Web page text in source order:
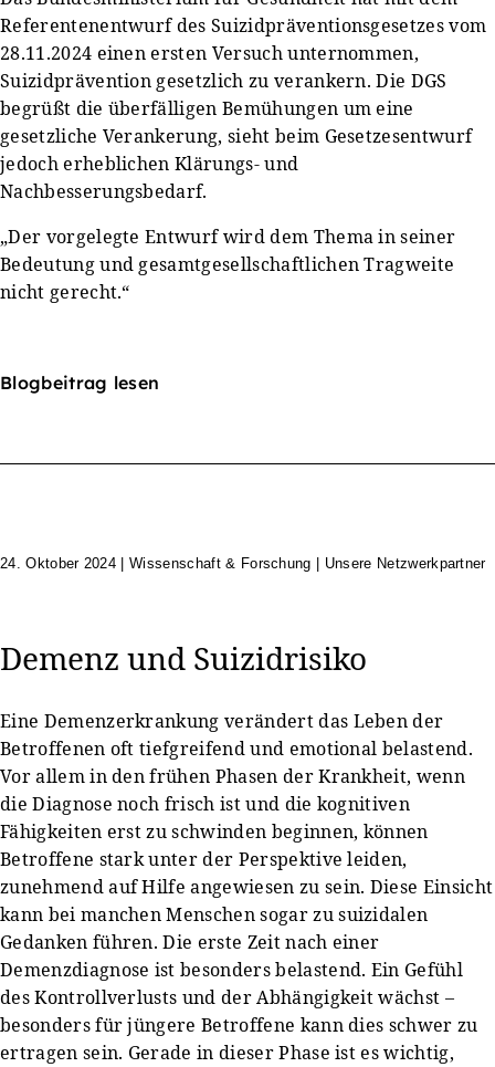
Referentenentwurf des Suizidpräventionsgesetzes vom
28.11.2024 einen ersten Versuch unternommen,
Suizidprävention gesetzlich zu verankern. Die DGS
begrüßt die überfälligen Bemühungen um eine
gesetzliche Verankerung, sieht beim Gesetzesentwurf
jedoch erheblichen Klärungs- und
Nachbesserungsbedarf.
„Der vorgelegte Entwurf wird dem Thema in seiner
Bedeutung und gesamtgesellschaftlichen Tragweite
nicht gerecht.“
Blogbeitrag lesen
24. Oktober 2024 |Wissenschaft & Forschung | Unsere Netzwerkpartner
Demenz und Suizidrisiko
Eine Demenzerkrankung verändert das Leben der
Betroffenen oft tiefgreifend und emotional belastend.
Vor allem in den frühen Phasen der Krankheit, wenn
die Diagnose noch frisch ist und die kognitiven
Fähigkeiten erst zu schwinden beginnen, können
Betroffene stark unter der Perspektive leiden,
zunehmend auf Hilfe angewiesen zu sein. Diese Einsicht
kann bei manchen Menschen sogar zu suizidalen
Gedanken führen. Die erste Zeit nach einer
Demenzdiagnose ist besonders belastend. Ein Gefühl
des Kontrollverlusts und der Abhängigkeit wächst –
besonders für jüngere Betroffene kann dies schwer zu
ertragen sein. Gerade in dieser Phase ist es wichtig,